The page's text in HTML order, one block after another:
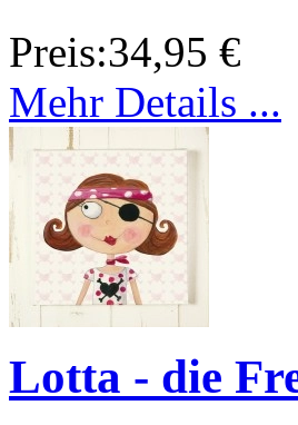
Preis:34,95 €
Mehr Details ...
Lotta - die